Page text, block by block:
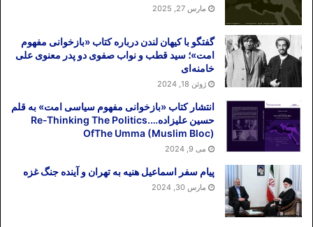
مارس 27, 2025
گفتگو با کیهان لندن درباره کتاب «بازخوانی مفهوم
امت»؛ سید قطب و نواب صفوی دو پدر معنوی علی
خامنه‌ای
ژوئن 18, 2024
انتشار کتاب «بازخوانی مفهوم سیاسی امت» به قلم
حسین علیزاده….Re-Thinking The Politics
OfThe Umma (Muslim Bloc)
می 9, 2024
پیام سفر اسماعیل هنیه به تهران و آینده جنگ غزه
مارس 30, 2024